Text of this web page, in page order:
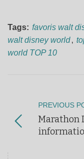
Tags: favoris walt
walt disney world,
world TOP 10
PREVIOUS
Marathon